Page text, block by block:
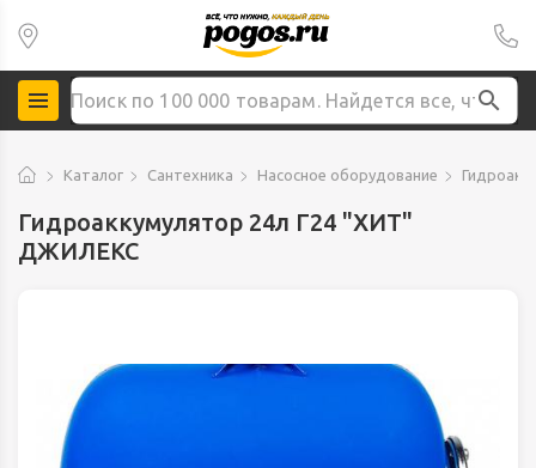
Каталог Сантехника Насосное оборудование
Гидроаккумулятор 24л Г24 "ХИТ"
ДЖИЛЕКС